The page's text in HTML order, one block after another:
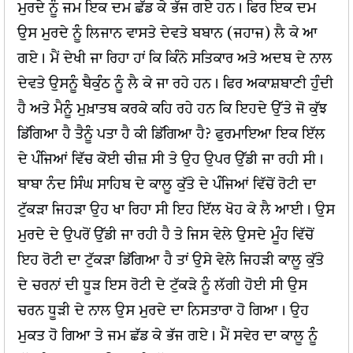
ਮੁਰਦੇ ਨੂੰ ਜਮ ਇਕ ਦਮ ਛੱਡ ਕੇ ਭੱਜ ਗਏ ਹਨ। ਫਿਰ ਇਕ ਦਮ
ਉਸ ਮੁਰਦੇ ਨੂੰ ਲਿਜਾਨ ਵਾਸਤੇ ਦੇਵਤੇ ਬਬਾਨ (ਜਹਾਜ) ਲੈ ਕੇ ਆ
ਗਏ। ਮੈਂ ਦੇਖੀ ਜਾ ਰਿਹਾ ਹਾਂ ਕਿ ਕਿੰਨੇ ਸਤਿਕਾਰ ਅਤੇ ਅਦਬ ਦੇ ਨਾਲ
ਦੇਵਤੇ ਉਸਨੂੰ ਬੈਕੁੰਠ ਨੂੰ ਲੈ ਕੇ ਜਾ ਰਹੇ ਹਨ। ਫਿਰ ਅਕਾਸ਼ਬਾਣੀ ਹੁੰਦੀ
ਹੈ ਅਤੇ ਮੈਨੂੰ ਮੁਖ਼ਾਤਬ ਕਰਕੇ ਕਹਿ ਰਹੇ ਹਨ ਕਿ ਇਹਦੇ ਉੱਤੇ ਜੋ ਕੁੱਝ
ਡਿੱਗਿਆ ਹੈ ਤੈਨੂੰ ਪਤਾ ਹੈ ਕੀ ਡਿੱਗਿਆ ਹੈ? ਫੁਰਮਾਇਆ ਇਕ ਇੱਲ
ਦੇ ਪੰਜਿਆਂ ਵਿੱਚ ਕੋਈ ਚੀਜ਼ ਸੀ ਤੇ ਉਹ ਉਪਰ ਉੱਡੀ ਜਾ ਰਹੀ ਸੀ।
ਬਾਬਾ ਨੰਦ ਸਿੰਘ ਸਾਹਿਬ ਦੇ ਕਾਲੂ ਕੁੱਤੇ ਦੇ ਪੰਜਿਆਂ ਵਿੱਚੋਂ ਰੋਟੀ ਦਾ
ਟੁੱਕੜਾ ਜਿਹੜਾ ਉਹ ਖਾ ਰਿਹਾ ਸੀ ਇਹ ਇੱਲ ਖੋਹ ਕੇ ਲੈ ਆਈ। ਉਸ
ਮੁਰਦੇ ਦੇ ਉਪਰੋਂ ਉੱਡੀ ਜਾ ਰਹੀ ਹੈ ਤੇ ਜਿਸ ਵੇਲੇ ਉਸਦੇ ਮੂੰਹ ਵਿੱਚੋਂ
ਇਹ ਰੋਟੀ ਦਾ ਟੁੱਕੜਾ ਡਿੱਗਿਆ ਹੈ ਤਾਂ ਉਸੇ ਵੇਲੇ ਜਿਹੜੀ ਕਾਲੂ ਕੁੱਤੇ
ਦੇ ਚਰਨਾਂ ਦੀ ਧੂੜ ਇਸ ਰੋਟੀ ਦੇ ਟੁੱਕੜੇ ਨੂੰ ਲੱਗੀ ਹੋਈ ਸੀ ਉਸ
ਚਰਨ ਧੂੜੀ ਦੇ ਨਾਲ ਉਸ ਮੁਰਦੇ ਦਾ ਨਿਸਤਾਰਾ ਹੋ ਗਿਆ। ਉਹ
ਮੁਕਤ ਹੋ ਗਿਆ ਤੇ ਜਮ ਛੱਡ ਕੇ ਭੱਜ ਗਏ। ਮੈਂ ਸਵੇਰ ਦਾ ਕਾਲੂ ਨੂੰ